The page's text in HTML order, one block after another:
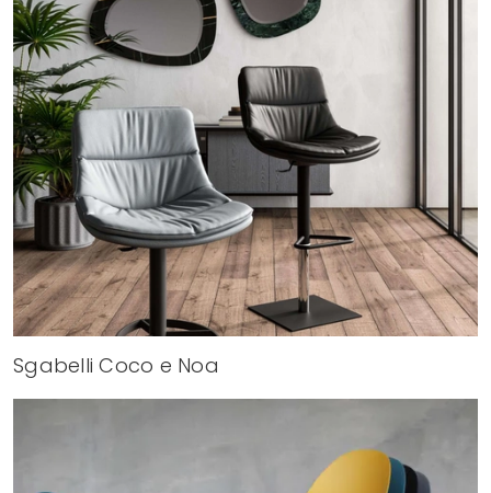
Sgabelli Coco e Noa